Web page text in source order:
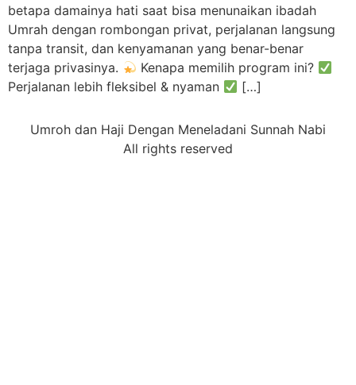
betapa damainya hati saat bisa menunaikan ibadah
Umrah dengan rombongan privat, perjalanan langsung
tanpa transit, dan kenyamanan yang benar-benar
terjaga privasinya.
Kenapa memilih program ini?
Perjalanan lebih fleksibel & nyaman
[…]
Umroh dan Haji Dengan Meneladani Sunnah Nabi
All rights reserved